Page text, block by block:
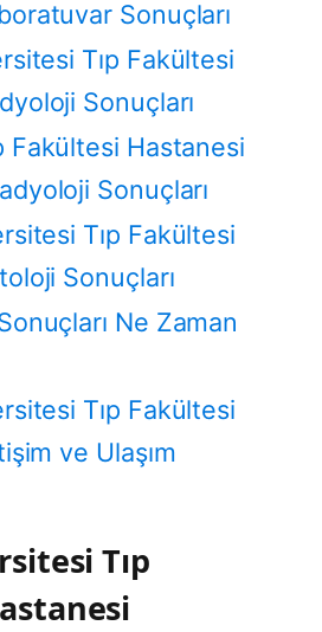
Sonuçları
Tıp Fakültesi
Sonuçları
Fakültesi Hastanesi
Sonuçları
Tıp Fakültesi
Sonuçları
Ne Zaman
Tıp Fakültesi
ve Ulaşım
Tıp